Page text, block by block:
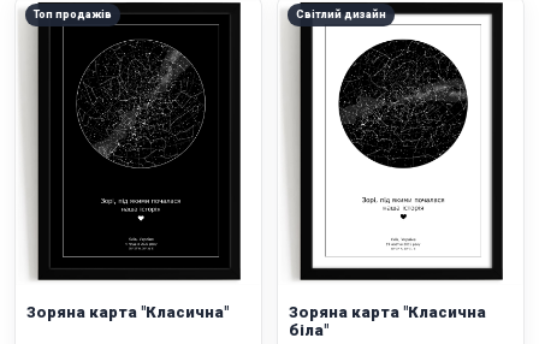
Топ продажів
Зоряна карта "Класична"
Світлий дизайн
Зоряна карта "Класична
біла"